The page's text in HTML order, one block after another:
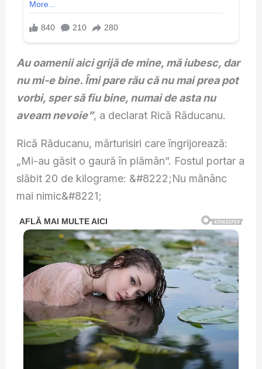
Au oamenii aici grijă de mine, mă iubesc, dar
nu mi-e bine. Îmi pare rău că nu mai prea pot
vorbi, sper să fiu bine, numai de asta nu
aveam nevoie”, a declarat Rică Răducanu.
Rică Răducanu, mărturisiri care îngrijorează:
„Mi-au găsit o gaură în plămân”. Fostul portar a
slăbit 20 de kilograme: &#8222;Nu mănânc
mai nimic&#8221;